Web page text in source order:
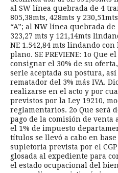
al SW línea quebrada de 4
805,38mts, 428mts y
“A”; al NW línea quebrada de
323,27 mts y 121,14mts
NE 1.542,84 mts lindando
plano. SE PREVIENE: 1o Que
consignar el 30% de su
serle aceptada su postura,
rematador del 3% más IVA.
realizarse en el acto y por
previstos por la Ley 19210,
reglamentarios. 2o Que será
pago de la comisión de venta
el 1% de impuesto
títulos se llevó a cabo en
supletoria prevista por el
glosada al expediente para
el estado ocupacional del